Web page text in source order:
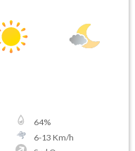
64%
6-13 Km/h